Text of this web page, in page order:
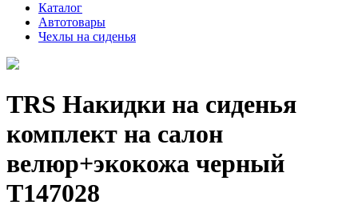
Каталог
Автотовары
Чехлы на сиденья
TRS Накидки на сиденья
комплект на салон
велюр+экокожа черный
T147028